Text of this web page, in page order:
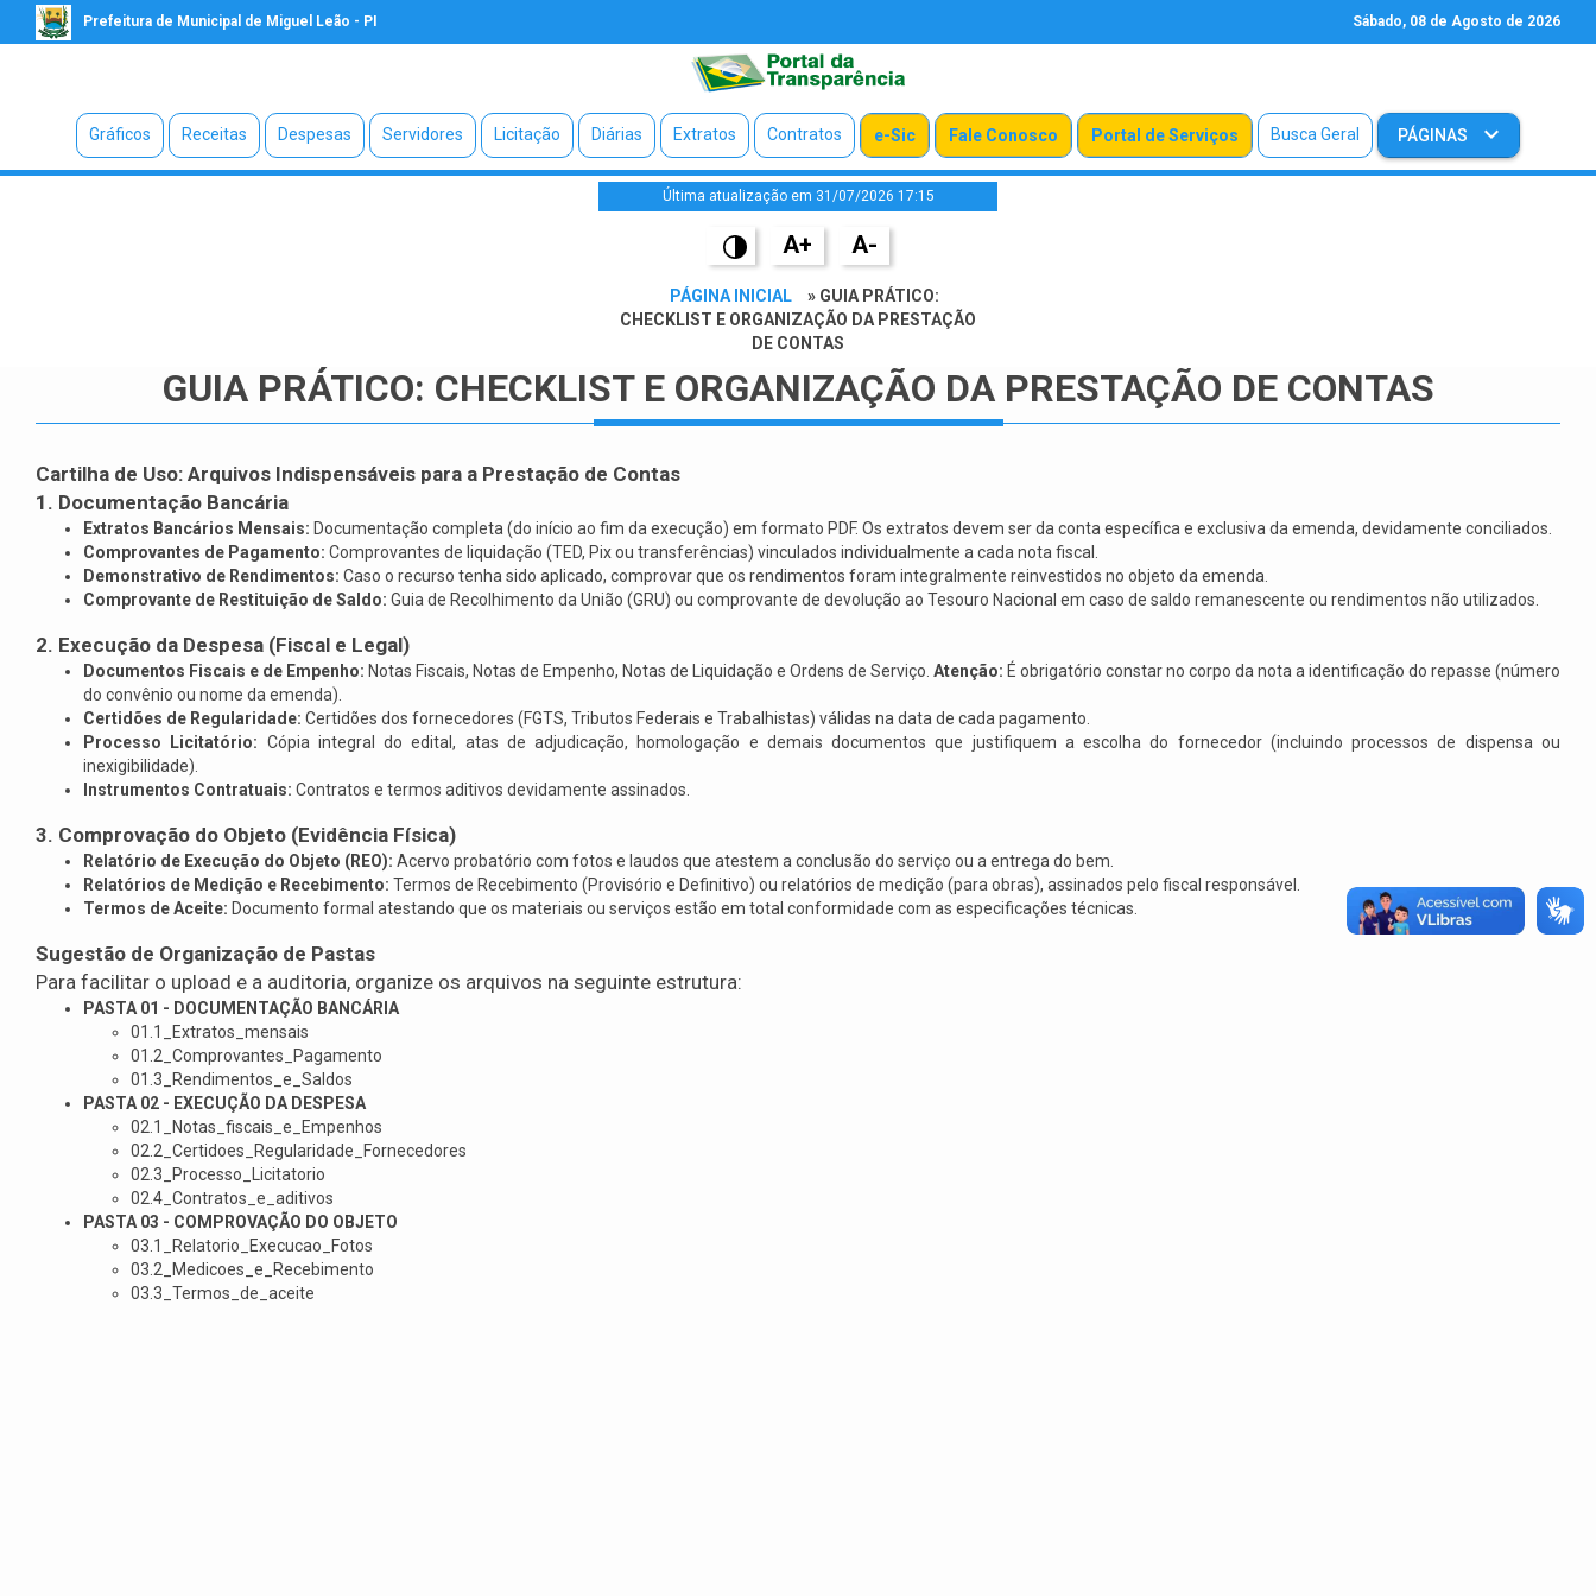
Prefeitura de Municipal de Miguel Leão - PI Sábado, 08 de Agosto de 2026
Gráficos Receitas Despesas Servidores Licitação Diárias Extratos Contratos e-Sic Fale Conosco Portal de Serviços Busca Geral PÁGINAS
Última atualização em 31/07/2026 17:15
A+ A-
PÁGINA INICIAL
» GUIA PRÁTICO:
CHECKLIST E ORGANIZAÇÃO DA PRESTAÇÃO
DE CONTAS
GUIA PRÁTICO: CHECKLIST E ORGANIZAÇÃO DA PRESTAÇÃO DE CONTAS
Cartilha de Uso: Arquivos Indispensáveis para a Prestação de Contas
1. Documentação Bancária
Extratos Bancários Mensais: Documentação completa (do início ao fim da execução) em formato PDF. Os extratos devem ser da conta específica e exclusiva da emenda, devidamente conciliados.
Comprovantes de Pagamento: Comprovantes de liquidação (TED, Pix ou transferências) vinculados individualmente a cada nota fiscal.
Demonstrativo de Rendimentos: Caso o recurso tenha sido aplicado, comprovar que os rendimentos foram integralmente reinvestidos no objeto da emenda.
Comprovante de Restituição de Saldo: Guia de Recolhimento da União (GRU) ou comprovante de devolução ao Tesouro Nacional em caso de saldo remanescente ou rendimentos não utilizados.
2. Execução da Despesa (Fiscal e Legal)
Documentos Fiscais e de Empenho: Notas Fiscais, Notas de Empenho, Notas de Liquidação e Ordens de Serviço. Atenção: É obrigatório constar no corpo da nota a identificação do repasse (número
do convênio ou nome da emenda).
Certidões de Regularidade: Certidões dos fornecedores (FGTS, Tributos Federais e Trabalhistas) válidas na data de cada pagamento.
Processo Licitatório: Cópia integral do edital, atas de adjudicação, homologação e demais documentos que justifiquem a escolha do fornecedor (incluindo processos de dispensa ou
inexigibilidade).
Instrumentos Contratuais: Contratos e termos aditivos devidamente assinados.
3. Comprovação do Objeto (Evidência Física)
Relatório de Execução do Objeto (REO): Acervo probatório com fotos e laudos que atestem a conclusão do serviço ou a entrega do bem.
Relatórios de Medição e Recebimento: Termos de Recebimento (Provisório e Definitivo) ou relatórios de medição (para obras), assinados pelo fiscal responsável.
Termos de Aceite: Documento formal atestando que os materiais ou serviços estão em total conformidade com as especificações técnicas.
Sugestão de Organização de Pastas
Para facilitar o upload e a auditoria, organize os arquivos na seguinte estrutura:
PASTA 01 - DOCUMENTAÇÃO BANCÁRIA
01.1_Extratos_mensais
01.2_Comprovantes_Pagamento
01.3_Rendimentos_e_Saldos
PASTA 02 - EXECUÇÃO DA DESPESA
02.1_Notas_fiscais_e_Empenhos
02.2_Certidoes_Regularidade_Fornecedores
02.3_Processo_Licitatorio
02.4_Contratos_e_aditivos
PASTA 03 - COMPROVAÇÃO DO OBJETO
03.1_Relatorio_Execucao_Fotos
03.2_Medicoes_e_Recebimento
03.3_Termos_de_aceite